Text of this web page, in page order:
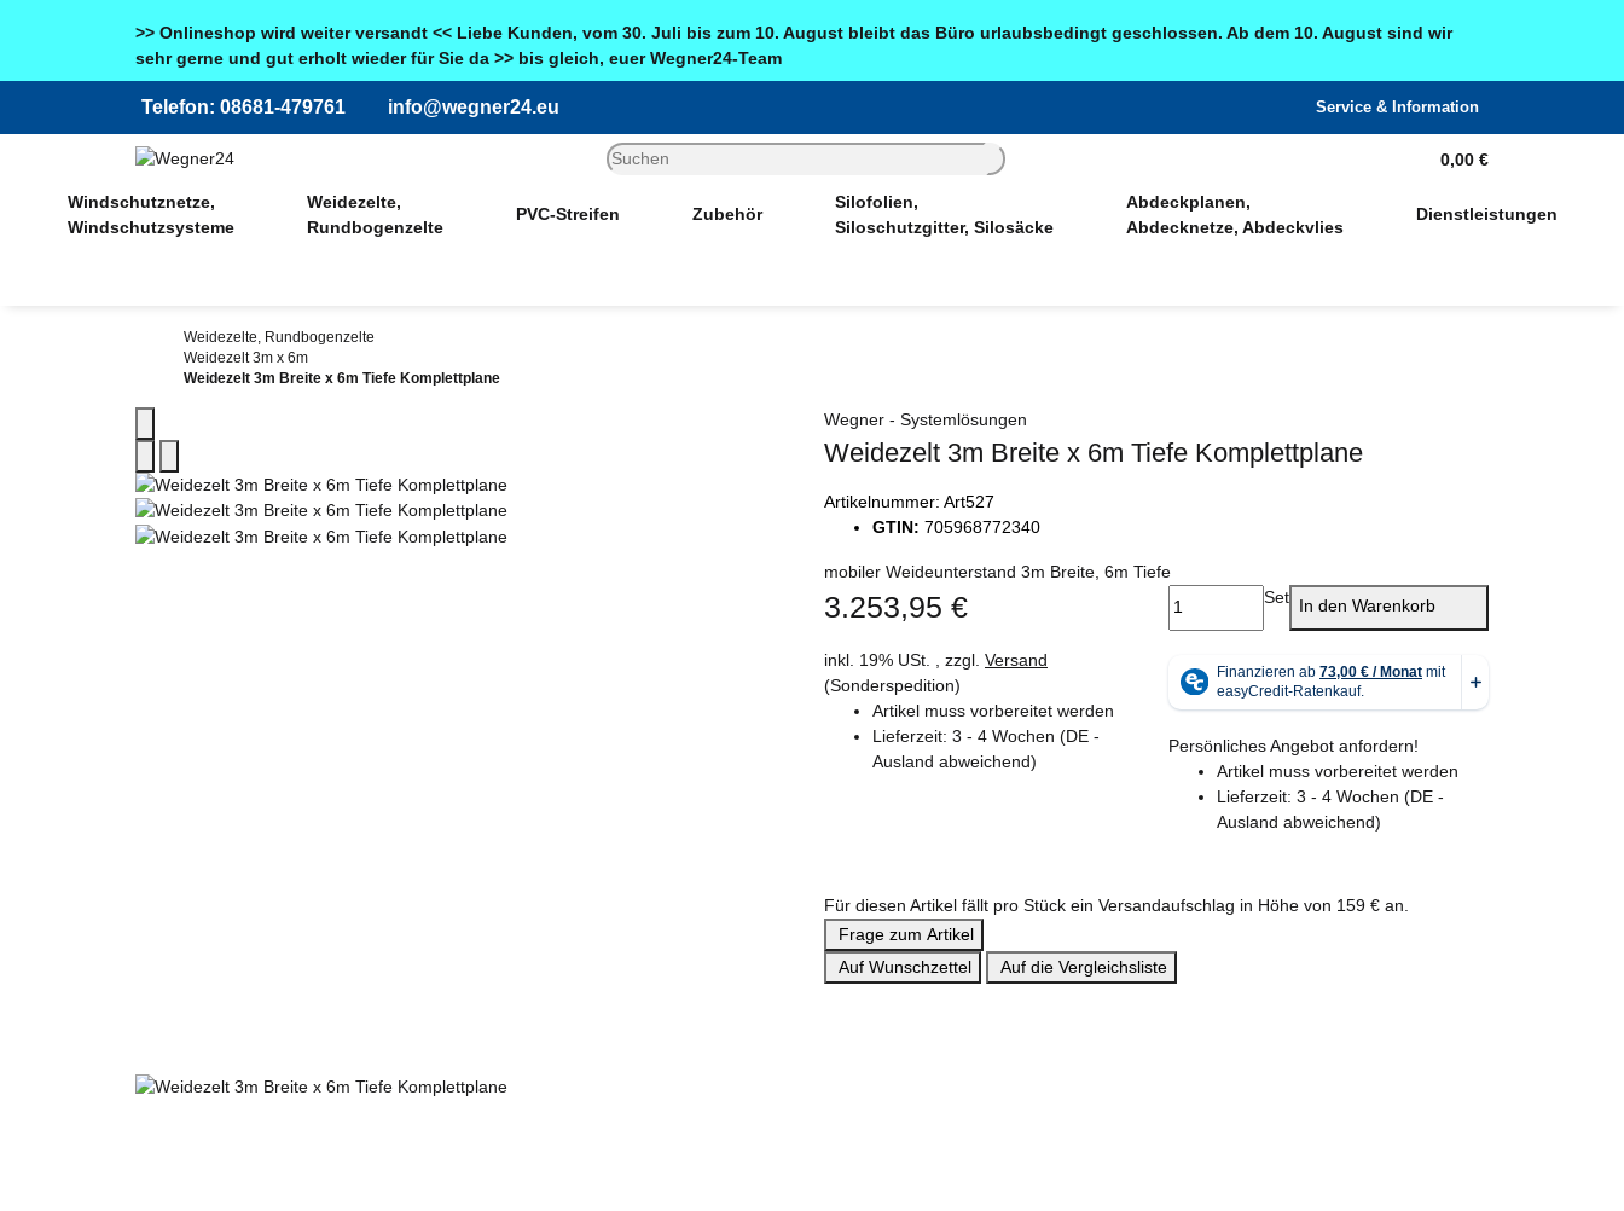
>> Onlineshop wird weiter versandt << Liebe Kunden, vom 30. Juli bis zum 10. August bleibt das Büro urlaubsbedingt geschlossen. Ab dem 10. August sind wir
sehr gerne und gut erholt wieder für Sie da >> bis gleich, euer Wegner24-Team
Telefon: 08681-479761 info@wegner24.eu Service & Information
0,00 €
Windschutznetze,
Windschutzsysteme
Weidezelte,
Rundbogenzelte
PVC-Streifen Zubehör
Silofolien,
Siloschutzgitter, Silosäcke
Abdeckplanen,
Abdecknetze, Abdeckvlies
Dienstleistungen
Weidezelte, Rundbogenzelte
Weidezelt 3m x 6m
Weidezelt 3m Breite x 6m Tiefe Komplettplane
Wegner - Systemlösungen
Weidezelt 3m Breite x 6m Tiefe Komplettplane
Artikelnummer: Art527
GTIN: 705968772340
mobiler Weideunterstand 3m Breite, 6m Tiefe
3.253,95 €
inkl. 19% USt. , zzgl. Versand
(Sonderspedition)
Artikel muss vorbereitet werden
Lieferzeit: 3 - 4 Wochen (DE -
Ausland abweichend)
Set In den Warenkorb
Persönliches Angebot anfordern!
Artikel muss vorbereitet werden
Lieferzeit: 3 - 4 Wochen (DE -
Ausland abweichend)
Für diesen Artikel fällt pro Stück ein Versandaufschlag in Höhe von 159 € an.
Frage zum Artikel
Auf Wunschzettel
Auf die Vergleichsliste